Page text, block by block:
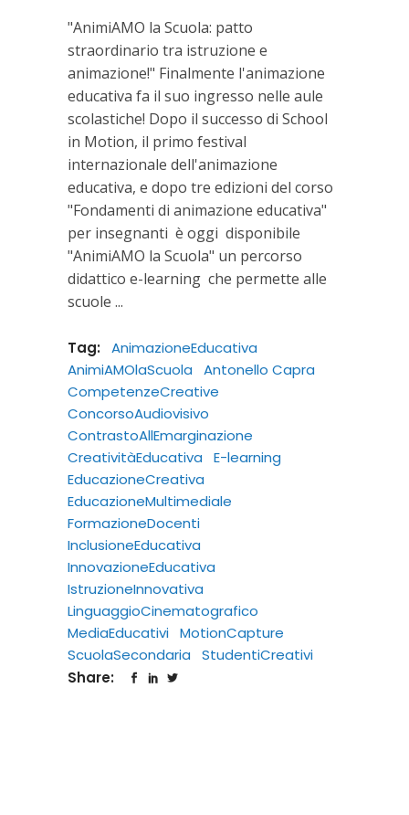
"AnimiAMO la Scuola: patto
straordinario tra istruzione e
animazione!" Finalmente l'animazione
educativa fa il suo ingresso nelle aule
scolastiche! Dopo il successo di School
in Motion, il primo festival
internazionale dell'animazione
educativa, e dopo tre edizioni del corso
"Fondamenti di animazione educativa"
per insegnanti è oggi disponibile
"AnimiAMO la Scuola" un percorso
didattico e-learning che permette alle
scuole
Tag:
AnimazioneEducativa
AnimiAMOlaScuola
Antonello Capra
CompetenzeCreative
ConcorsoAudiovisivo
ContrastoAllEmarginazione
CreativitàEducativa
E-learning
EducazioneCreativa
EducazioneMultimediale
FormazioneDocenti
InclusioneEducativa
InnovazioneEducativa
IstruzioneInnovativa
LinguaggioCinematografico
MediaEducativi MotionCapture
ScuolaSecondaria
StudentiCreativi
Share: